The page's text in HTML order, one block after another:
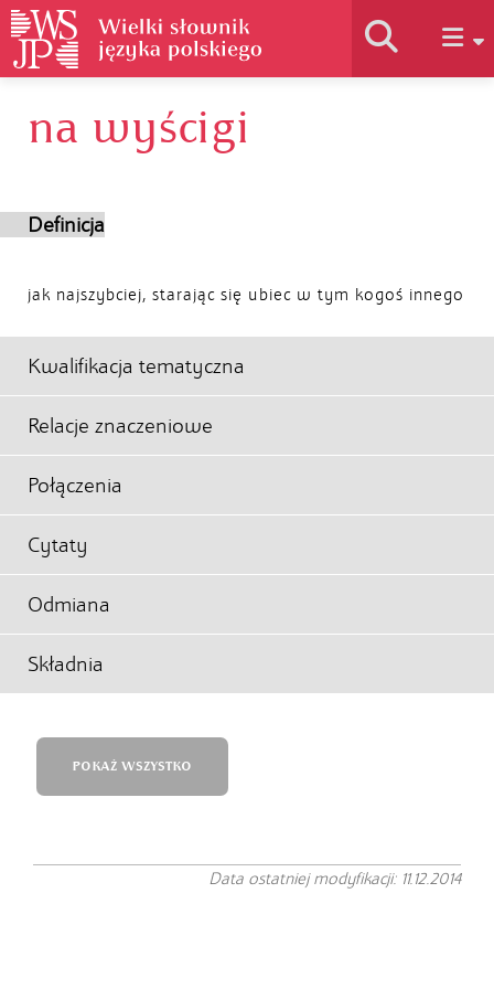
Historia słownika
na wyścigi
Definicja
jak najszybciej, starając się ubiec w tym kogoś innego
Kwalifikacja tematyczna
Relacje znaczeniowe
Połączenia
Cytaty
Odmiana
Składnia
POKAŻ WSZYSTKO
Data ostatniej modyfikacji: 11.12.2014